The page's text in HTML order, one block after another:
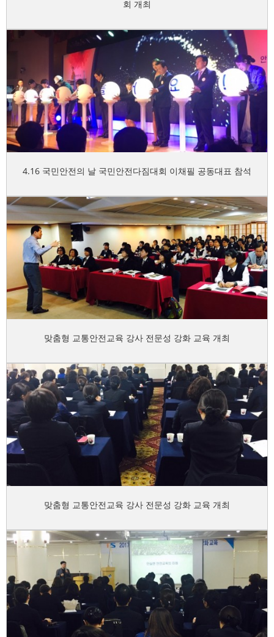
회 개최
4.16 국민안전의 날 국민안전다짐대회 이채필 공동대표 참석
맞춤형 교통안전교육 강사 전문성 강화 교육 개최
맞춤형 교통안전교육 강사 전문성 강화 교육 개최